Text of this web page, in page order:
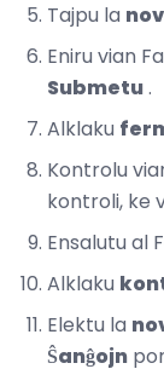
Tajpu la
Eniru vian
Submetu.
Alklaku
Kontrolu
kontroli, ke
Ensalutu al
Alklaku
Elektu la
Ŝanĝojn